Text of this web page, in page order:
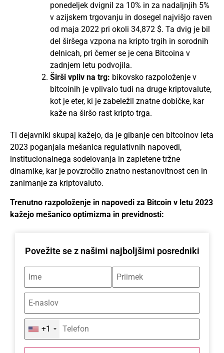
ponedeljek dvignil za 10% in za nadaljnjih 5%
v azijskem trgovanju in dosegel najvišjo raven
od maja 2022 pri okoli 34,872 $. Ta dvig je bil
del širšega vzpona na kripto trgih in sorodnih
delnicah, pri čemer se je cena Bitcoina v
zadnjem letu podvojila​​​​​​.
Širši vpliv na trg: bikovsko razpoloženje v
bitcoinih je vplivalo tudi na druge kriptovalute,
kot je eter, ki je zabeležil znatne dobičke, kar
kaže na širšo rast kripto trga​​.
Ti dejavniki skupaj kažejo, da je gibanje cen bitcoinov leta
2023 poganjala mešanica regulativnih napovedi,
institucionalnega sodelovanja in zapletene tržne
dinamike, kar je povzročilo znatno nestanovitnost cen in
zanimanje za kriptovaluto.
Trenutno razpoloženje in napovedi za Bitcoin v letu 2023
kažejo mešanico optimizma in previdnosti:
Povežite se z našimi najboljšimi posredniki
+1